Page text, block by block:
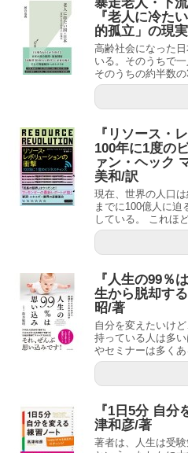
『老人に冷た
的孤立」の現
高齢社会になった
いる。そのうちで
そのうちの約半数
『リソース・
100年に1度の
ァン・ヘック
美和/訳
現在、世界の人口
までに100億人に迫
している。 これほ
『人生の99％
生から脱却す
昭/著
自分を変えたいけ
持っている人は多
やセミナーは多く
『1日5分 自
津和彦/著
著者は、人生は受